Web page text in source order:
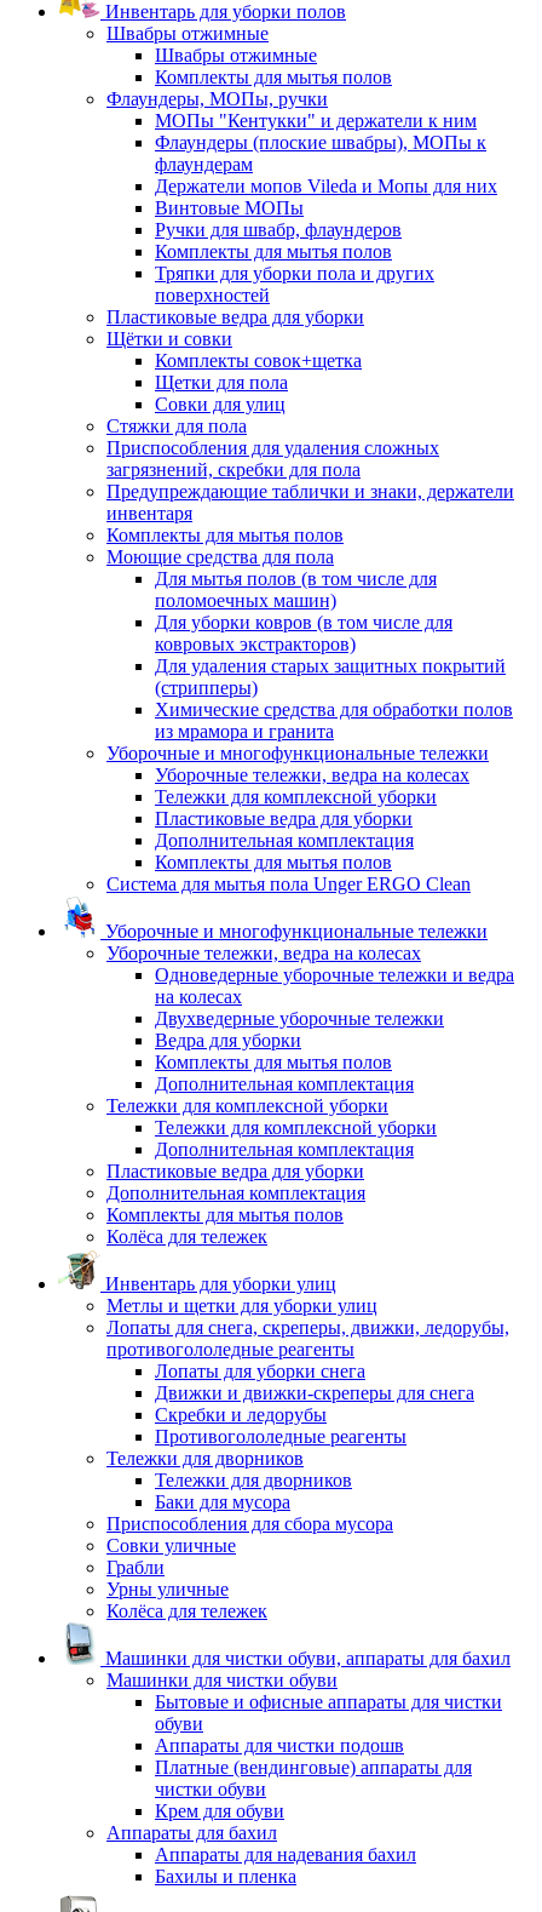
Инвентарь для уборки полов
Швабры отжимные
Швабры отжимные
Комплекты для мытья полов
Флаундеры, МОПы, ручки
МОПы "Кентукки" и держатели к ним
Флаундеры (плоские швабры), МОПы к
флаундерам
Держатели мопов Vileda и Мопы для них
Винтовые МОПы
Ручки для швабр, флаундеров
Комплекты для мытья полов
Тряпки для уборки пола и других
поверхностей
Пластиковые ведра для уборки
Щётки и совки
Комплекты совок+щетка
Щетки для пола
Совки для улиц
Стяжки для пола
Приспособления для удаления сложных
загрязнений, скребки для пола
Предупреждающие таблички и знаки, держатели
инвентаря
Комплекты для мытья полов
Моющие средства для пола
Для мытья полов (в том числе для
поломоечных машин)
Для уборки ковров (в том числе для
ковровых экстракторов)
Для удаления старых защитных покрытий
(стрипперы)
Химические средства для обработки полов
из мрамора и гранита
Уборочные и многофункциональные тележки
Уборочные тележки, ведра на колесах
Тележки для комплексной уборки
Пластиковые ведра для уборки
Дополнительная комплектация
Комплекты для мытья полов
Система для мытья пола Unger ERGO Clean
Уборочные и многофункциональные тележки
Уборочные тележки, ведра на колесах
Одноведерные уборочные тележки и ведра
на колесах
Двухведерные уборочные тележки
Ведра для уборки
Комплекты для мытья полов
Дополнительная комплектация
Тележки для комплексной уборки
Тележки для комплексной уборки
Дополнительная комплектация
Пластиковые ведра для уборки
Дополнительная комплектация
Комплекты для мытья полов
Колёса для тележек
Инвентарь для уборки улиц
Метлы и щетки для уборки улиц
Лопаты для снега, скреперы, движки, ледорубы,
противогололедные реагенты
Лопаты для уборки снега
Движки и движки-скреперы для снега
Скребки и ледорубы
Противогололедные реагенты
Тележки для дворников
Тележки для дворников
Баки для мусора
Приспособления для сбора мусора
Совки уличные
Грабли
Урны уличные
Колёса для тележек
Машинки для чистки обуви, аппараты для бахил
Машинки для чистки обуви
Бытовые и офисные аппараты для чистки
обуви
Аппараты для чистки подошв
Платные (вендинговые) аппараты для
чистки обуви
Крем для обуви
Аппараты для бахил
Аппараты для надевания бахил
Бахилы и пленка